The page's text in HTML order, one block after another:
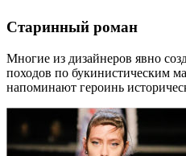
Старинный роман
Многие из дизайнеров явно
походов по букинистическим
напоминают героинь